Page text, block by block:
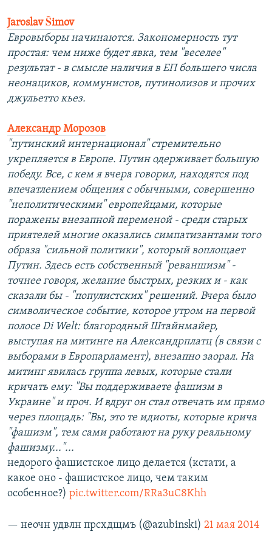
Jaroslav Šimov
Евровыборы начинаются. Закономерность тут
простая: чем ниже будет явка, тем "веселее"
результат - в смысле наличия в ЕП большего числа
неонациков, коммунистов, путинолизов и прочих
джульетто кьез.
Александр Морозов
"путинский интернационал" стремительно
укрепляется в Европе. Путин одерживает большую
победу. Все, с кем я вчера говорил, находятся под
впечатлением общения с обычными, совершенно
"неполитическими" европейцами, которые
поражены внезапной переменой - среди старых
приятелей многие оказались симпатизантами того
образа "сильной политики", который воплощает
Путин. Здесь есть собственный "реваншизм" -
точнее говоря, желание быстрых, резких и - как
сказали бы - "популистских" решений. Вчера было
символическое событие, которое утром на первой
полосе Di Welt: благородный Штайнмайер,
выступая на митинге на Александрплатц (в связи с
выборами в Европарламент), внезапно заорал. На
митинг явилась группа левых, которые стали
кричать ему: "Вы поддерживаете фашизм в
Украине" и проч. И вдруг он стал отвечать им прямо
через площадь: "Вы, это те идиоты, которые крича
"фашизм", тем сами работают на руку реальному
фашизму..."...
недорого фашистское лицо делается (кстати, а
какое оно - фашистское лицо, чем таким
особенное?) pic.twitter.com/RRa3uC8Khh
— неочн удвлн прсхдщмъ (@azubinski) 21 мая 2014